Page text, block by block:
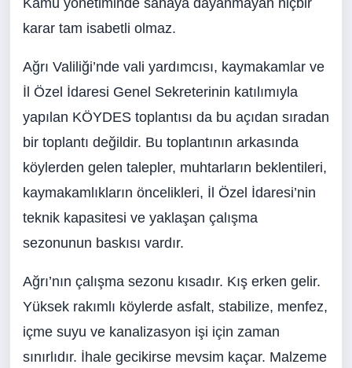
Kamu yönetiminde sahaya dayanmayan hiçbir
karar tam isabetli olmaz.
Ağrı Valiliği’nde vali yardımcısı, kaymakamlar ve
İl Özel İdaresi Genel Sekreterinin katılımıyla
yapılan KÖYDES toplantısı da bu açıdan sıradan
bir toplantı değildir. Bu toplantının arkasında
köylerden gelen talepler, muhtarların beklentileri,
kaymakamlıkların öncelikleri, İl Özel İdaresi’nin
teknik kapasitesi ve yaklaşan çalışma
sezonunun baskısı vardır.
Ağrı’nın çalışma sezonu kısadır. Kış erken gelir.
Yüksek rakımlı köylerde asfalt, stabilize, menfez,
içme suyu ve kanalizasyon işi için zaman
sınırlıdır. İhale gecikirse mevsim kaçar. Malzeme